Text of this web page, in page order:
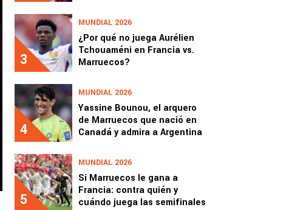
3
MUNDIAL 2026
¿Por qué no juega Aurélien
Tchouaméni en Francia vs.
Marruecos?
4
MUNDIAL 2026
Yassine Bounou, el arquero
de Marruecos que nació en
Canadá y admira a Argentina
5
MUNDIAL 2026
Si Marruecos le gana a
Francia: contra quién y
cuándo juega las semifinales